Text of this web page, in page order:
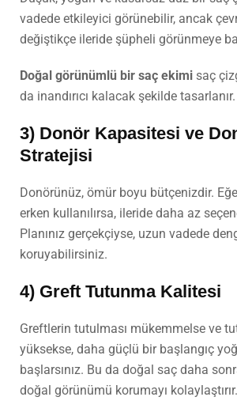
vadede etkileyici görünebilir, ancak
değiştikçe ileride şüpheli görünmeye
Doğal görünümlü bir saç ekimi saç
da inandırıcı kalacak şekilde tasarlanır.
3) Donör Kapasitesi ve
Stratejisi
Donörünüz, ömür boyu bütçenizdir.
erken kullanılırsa, ileride daha az
Planınız gerçekçiyse, uzun vadede
koruyabilirsiniz.
4) Greft Tutunma Kalitesi
Greftlerin tutulması mükemmelse ve
yüksekse, daha güçlü bir başlangıç
başlarsınız. Bu da doğal saç daha
doğal görünümü korumayı kolaylaştırır.